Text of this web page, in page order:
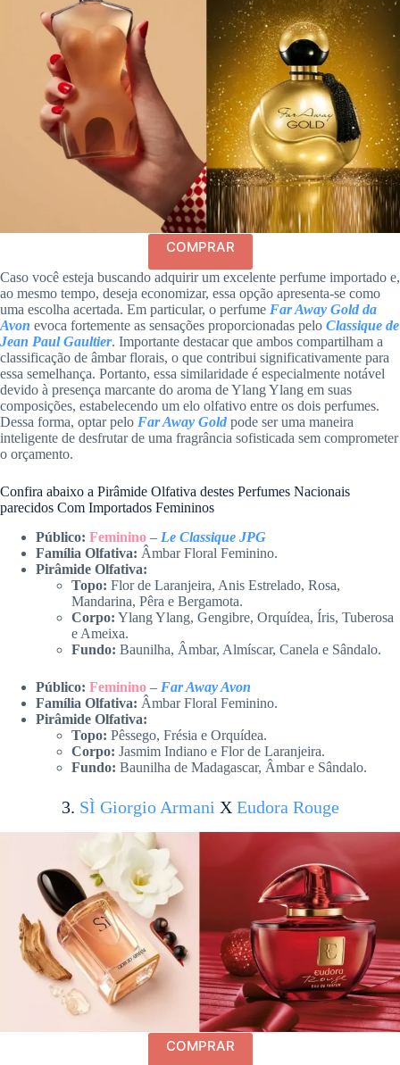
COMPRAR
Caso você esteja buscando adquirir um excelente perfume importado e,
ao mesmo tempo, deseja economizar, essa opção apresenta-se como
uma escolha acertada. Em particular, o perfume Far Away Gold da
Avon evoca fortemente as sensações proporcionadas pelo Classique de
Jean Paul Gaultier. Importante destacar que ambos compartilham a
classificação de âmbar florais, o que contribui significativamente para
essa semelhança. Portanto, essa similaridade é especialmente notável
devido à presença marcante do aroma de Ylang Ylang em suas
composições, estabelecendo um elo olfativo entre os dois perfumes.
Dessa forma, optar pelo Far Away Gold pode ser uma maneira
inteligente de desfrutar de uma fragrância sofisticada sem comprometer
o orçamento.
Confira abaixo a Pirâmide Olfativa destes Perfumes Nacionais
parecidos Com Importados Femininos
Público: Feminino – Le Classique JPG
Família Olfativa: Âmbar Floral Feminino.
Pirâmide Olfativa:
Topo: Flor de Laranjeira, Anis Estrelado, Rosa,
Mandarina, Pêra e Bergamota.
Corpo: Ylang Ylang, Gengibre, Orquídea, Íris, Tuberosa
e Ameixa.
Fundo: Baunilha, Âmbar, Almíscar, Canela e Sândalo.
Público: Feminino – Far Away Avon
Família Olfativa: Âmbar Floral Feminino.
Pirâmide Olfativa:
Topo: Pêssego, Frésia e Orquídea.
Corpo: Jasmim Indiano e Flor de Laranjeira.
Fundo: Baunilha de Madagascar, Âmbar e Sândalo.
3. SÌ Giorgio Armani X Eudora Rouge
COMPRAR